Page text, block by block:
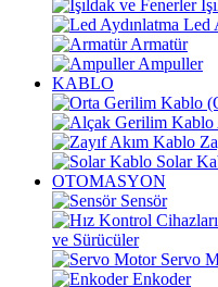
Led
Armatür
Ampuller
KABLO
Solar
OTOMASYON
Sensör
ve Sürücüler
Servo
Enkoder